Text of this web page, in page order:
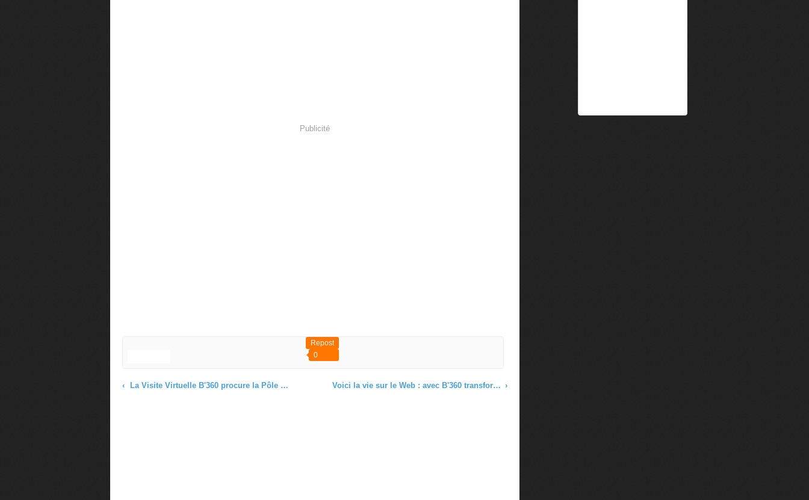
Publicité
Repost
0
La Visite Virtuelle B'360 procure la Pôle Position dans les moteurs de recherche par du référencement naturel - Compatible Mots-clés sponsorisés ›
Voici la vie sur le Web : avec B'360 transformez les internautes en utilisateurs actifs pour être des acteurs motivés